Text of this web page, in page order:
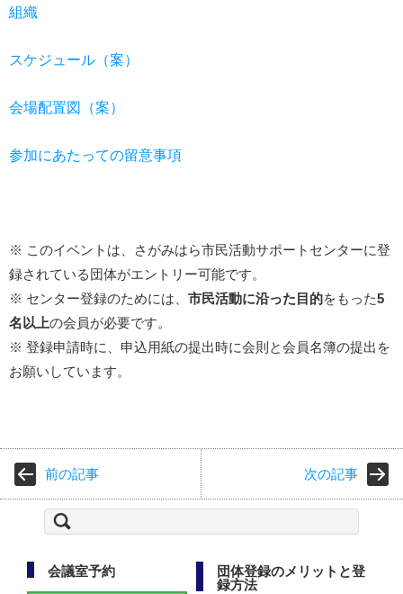
組織
スケジュール（案）
会場配置図（案）
参加にあたっての留意事項
※ このイベントは、さがみはら市民活動サポートセンターに登
録されている団体がエントリー可能です。
※ センター登録のためには、 市民活動に沿った目的をもった5
名以上の会員が必要です。
※ 登録申請時に、申込用紙の提出時に会則と会員名簿の提出を
お願いしています。
前の記事 次の記事
検
索:
会議室予約
団体登録のメリットと登
録方法